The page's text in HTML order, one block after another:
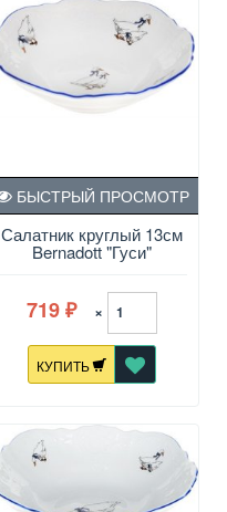
Салатник круглый 13см
Bernadott "Гуси"
БЫСТРЫЙ ПРОСМОТР
719 ₽ ×
КУПИТЬ